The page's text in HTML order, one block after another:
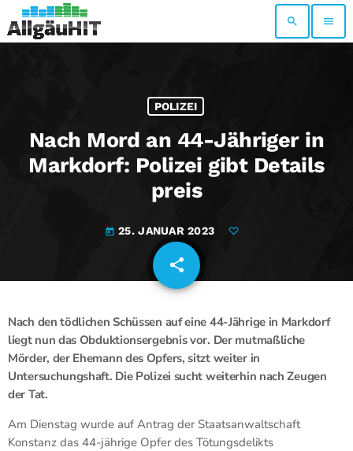
search menu
POLIZEI
Nach Mord an 44-Jähriger in
Markdorf: Polizei gibt Details
preis
today 25. JANUAR 2023
share
email
Nach den tödlichen Schüssen auf eine 44-Jährige in Markdorf
liegt nun das Obduktionsergebnis vor. Der mutmaßliche
Mörder, der Ehemann des Opfers, sitzt weiter in
Untersuchungshaft. Die Polizei sucht weiterhin nach Zeugen
der Tat.
Am Dienstag wurde auf Antrag der Staatsanwaltschaft
Konstanz das 44-jährige Opfer des Tötungsdelikts